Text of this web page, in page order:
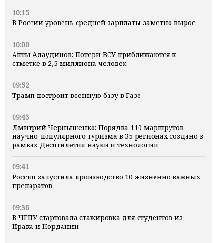
10:15
В России уровень средней зарплаты заметно вырос
10:00
Апты Алаудинов: Потери ВСУ приближаются к
отметке в 2,5 миллиона человек
09:52
Трамп построит военную базу в Газе
09:43
Дмитрий Чернышенко: Порядка 110 маршрутов
научно-популярного туризма в 35 регионах создано в
рамках Десятилетия науки и технологий
09:41
Россия запустила производство 10 жизненно важных
препаратов
09:36
В ЧГПУ стартовала стажировка для студентов из
Ирака и Иордании